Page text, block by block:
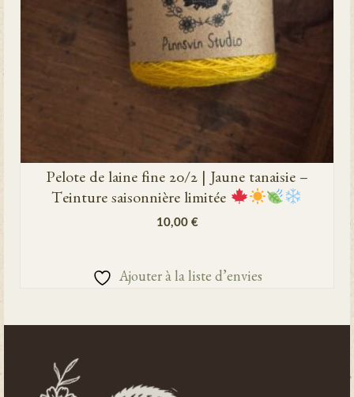
Pelote de laine fine 20/2 | Jaune tanaisie –
Teinture saisonnière limitée
10,00 €
Ajouter à la liste d’envies